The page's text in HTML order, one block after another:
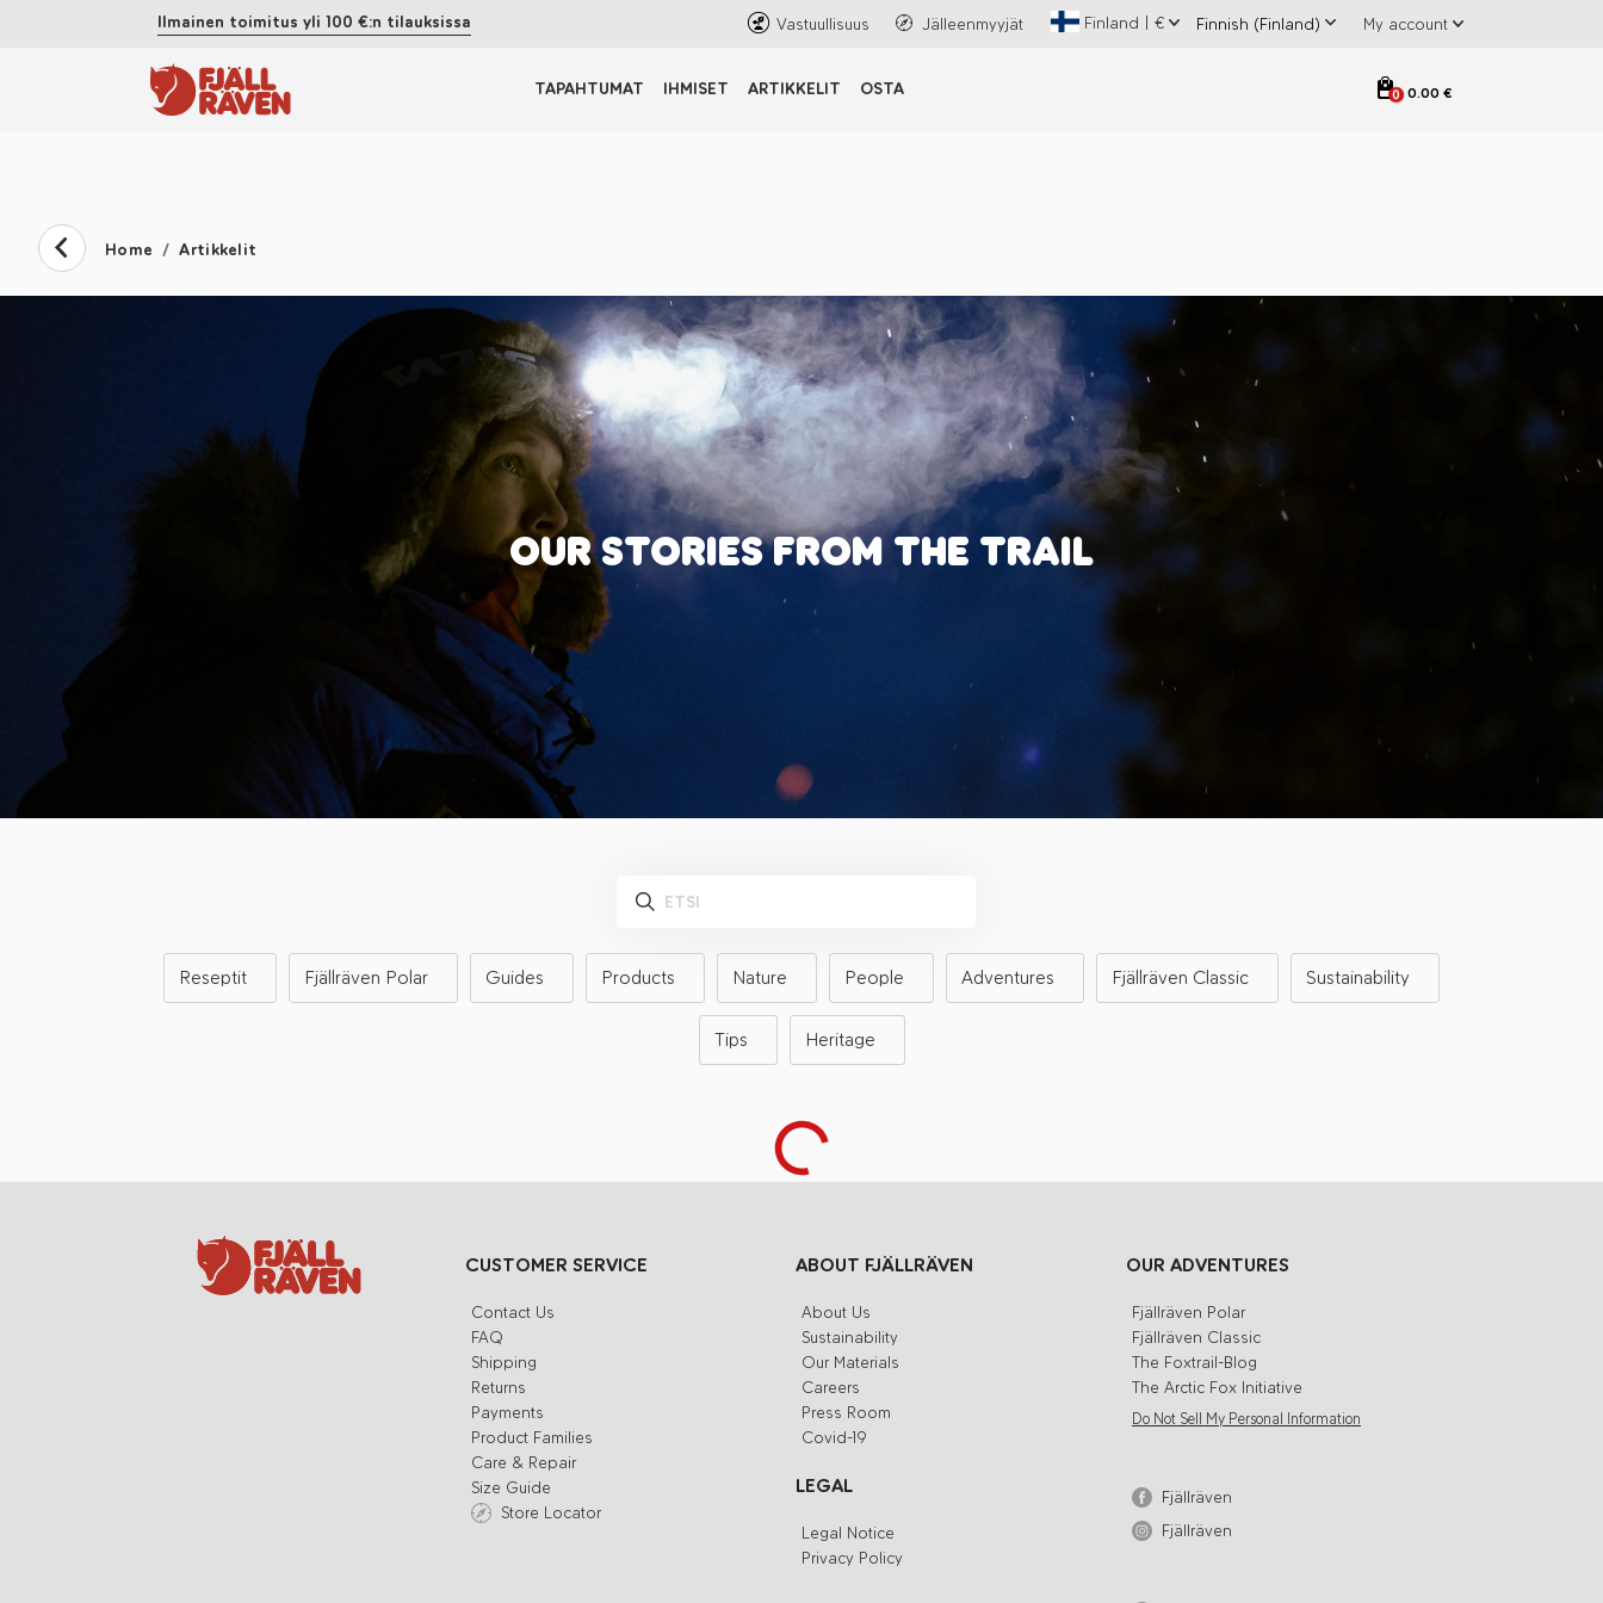
Ilmainen toimitus yli 100 €:n tilauksissa Vastuullisuus Jälleenmyyjät Finland € My account
TAPAHTUMAT IHMISET ARTIKKELIT OSTA 0 0.00 €
Home Artikkelit
OUR STORIES FROM THE TRAIL
Reseptit Fjällräven Polar Guides Products Nature People Adventures Fjällräven Classic Sustainability
Tips Heritage
CUSTOMER SERVICE
Contact Us
FAQ
Shipping
Returns
Payments
Product Families
Care & Repair
Size Guide
Store Locator
ABOUT FJÄLLRÄVEN
About Us
Sustainability
Our Materials
Careers
Press Room
Covid-19
LEGAL
Legal Notice
Privacy Policy
OUR ADVENTURES
Fjällräven Polar
Fjällräven Classic
The Foxtrail-Blog
The Arctic Fox Initiative
Do Not Sell My Personal Information
Fjällräven
Fjällräven